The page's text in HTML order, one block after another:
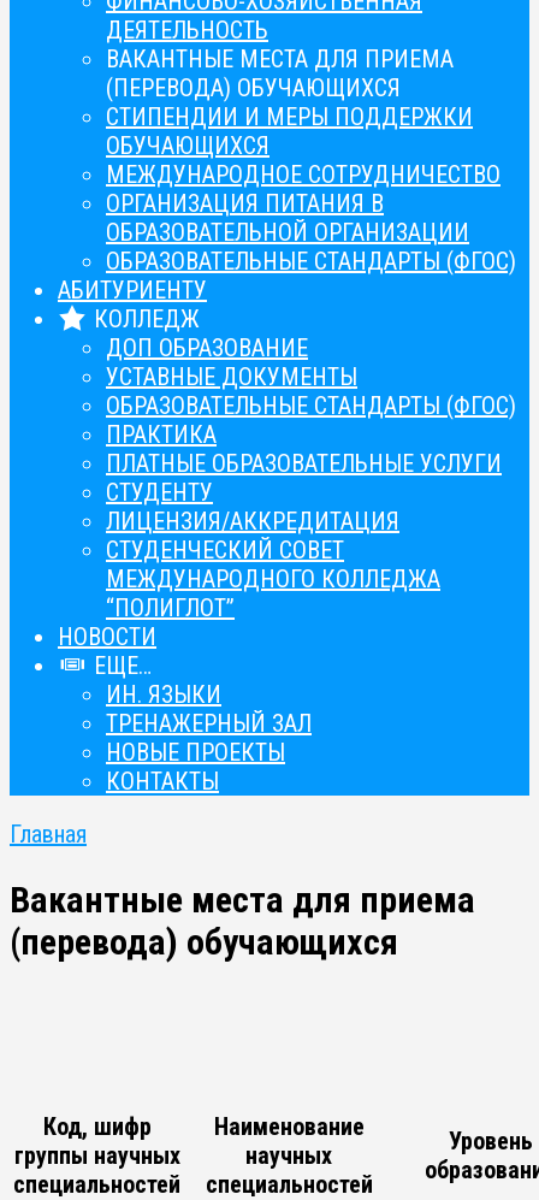
ДЕЯТЕЛЬНОСТЬ
ВАКАНТНЫЕ МЕСТА ДЛЯ ПРИЕМА
(ПЕРЕВОДА) ОБУЧАЮЩИХСЯ
СТИПЕНДИИ И МЕРЫ ПОДДЕРЖКИ
ОБУЧАЮЩИХСЯ
МЕЖДУНАРОДНОЕ СОТРУДНИЧЕСТВО
ОРГАНИЗАЦИЯ ПИТАНИЯ В
ОБРАЗОВАТЕЛЬНОЙ ОРГАНИЗАЦИИ
ОБРАЗОВАТЕЛЬНЫЕ СТАНДАРТЫ (ФГОС)
АБИТУРИЕНТУ
КОЛЛЕДЖ
ДОП ОБРАЗОВАНИЕ
УСТАВНЫЕ ДОКУМЕНТЫ
ОБРАЗОВАТЕЛЬНЫЕ СТАНДАРТЫ (ФГОС)
ПРАКТИКА
ПЛАТНЫЕ ОБРАЗОВАТЕЛЬНЫЕ УСЛУГИ
СТУДЕНТУ
ЛИЦЕНЗИЯ/АККРЕДИТАЦИЯ
СТУДЕНЧЕСКИЙ СОВЕТ
МЕЖДУНАРОДНОГО КОЛЛЕДЖА
“ПОЛИГЛОТ”
НОВОСТИ
ЕЩЕ…
ИН. ЯЗЫКИ
ТРЕНАЖЕРНЫЙ ЗАЛ
НОВЫЕ ПРОЕКТЫ
КОНТАКТЫ
Главная
Вакантные места для приема
(перевода) обучающихся
Код, шифр
группы научных
специальностей
Наименование
научных
специальностей
Уровень